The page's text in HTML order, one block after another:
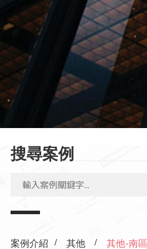
搜尋案例
案例介紹 / 其他 / 其他-南區